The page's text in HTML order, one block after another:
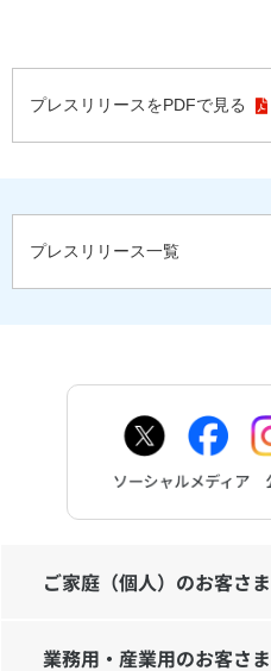
プレスリリースをPDFで見る
プレスリリース一覧
ご家庭（個人）のお客さま
業務用・産業用のお客さま